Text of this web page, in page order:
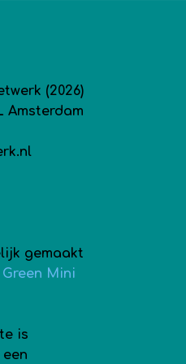
(2026)
Amsterdam
gemaakt
Green Mini
is